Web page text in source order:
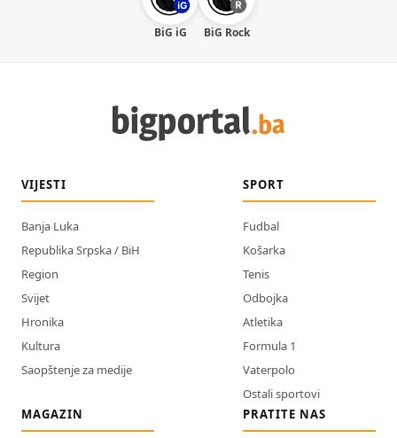
BiG iG BiG Rock
VIJESTI
Banja Luka
Republika Srpska / BiH
Region
Svijet
Hronika
Kultura
Saopštenje za medije
SPORT
Fudbal
Košarka
Tenis
Odbojka
Atletika
Formula 1
Vaterpolo
Ostali sportovi
MAGAZIN
PRATITE NAS